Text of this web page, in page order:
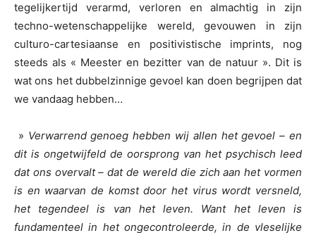
tegelijkertijd verarmd, verloren en almachtig in zijn
techno-wetenschappelijke wereld, gevouwen in zijn
culturo-cartesiaanse en positivistische imprints, nog
steeds als « Meester en bezitter van de natuur ». Dit is
wat ons het dubbelzinnige gevoel kan doen begrijpen dat
we vandaag hebben…
» Verwarrend genoeg hebben wij allen het gevoel – en
dit is ongetwijfeld de oorsprong van het psychisch leed
dat ons overvalt – dat de wereld die zich aan het vormen
is en waarvan de komst door het virus wordt versneld,
het tegendeel is van het leven. Want het leven is
fundamenteel in het ongecontroleerde, in de vleselijke